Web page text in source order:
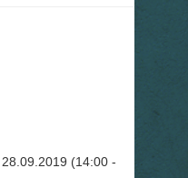
28.09.2019 (14:00 -